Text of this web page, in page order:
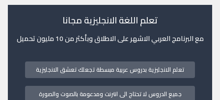
تعلم اللغة الانجليزية مجانا
مع البرنامج العربي الاشهر على الاطلاق وبأكثر من 10 مليون تحميل
تعلم الانجليزية بدروس عربية مبسطة تجعلك تعشق الانجليزية
جميع الدروس لا تحتاج الى انترنت ومدعومة بالصوت والصورة